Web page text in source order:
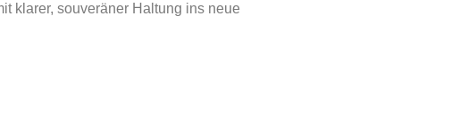
klarer, souveräner Haltung ins neue